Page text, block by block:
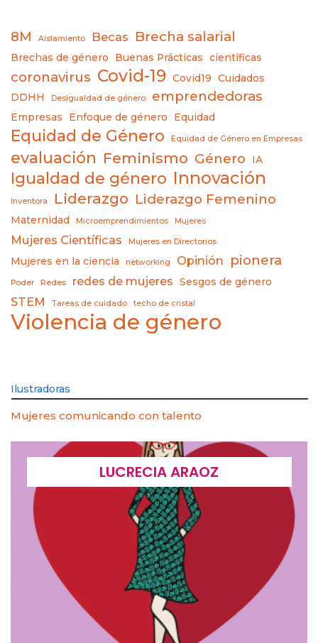
8M Aislamiento Becas Brecha salarial
Brechas de género Buenas Prácticas científicas
coronavirus Covid-19 Covid19
Cuidados
DDHH
Desigualdad de género emprendedoras
Empresas Enfoque de género Equidad
Equidad de Género Equidad de Género en Empresas
evaluación Feminismo Género IA
Igualdad de género Innovación
Inventora Liderazgo Liderazgo Femenino
Maternidad Microemprendimientos Mujeres
Mujeres Científicas Mujeres en Directorios
Mujeres en la ciencia networking Opinión pionera
Poder Redes redes de mujeres Sesgos de género
STEM Tareas de cuidado techo de cristal
Violencia de género
Ilustradoras
Mujeres comunicando con talento
LUCRECIA ARAOZ